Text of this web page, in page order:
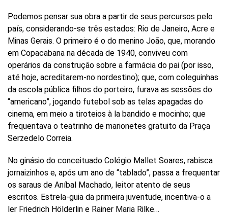
Podemos pensar sua obra a partir de seus percursos pelo
país, considerando-se três estados: Rio de Janeiro, Acre e
Minas Gerais. O primeiro é o do menino João, que, morando
em Copacabana na década de 1940, conviveu com
operários da construção sobre a farmácia do pai (por isso,
até hoje, acreditarem-no nordestino); que, com coleguinhas
da escola pública filhos do porteiro, furava as sessões do
“americano”, jogando futebol sob as telas apagadas do
cinema, em meio a tiroteios à la bandido e mocinho; que
frequentava o teatrinho de marionetes gratuito da Praça
Serzedelo Correia.
No ginásio do conceituado Colégio Mallet Soares, rabisca
jornaizinhos e, após um ano de “tablado”, passa a frequentar
os saraus de Aníbal Machado, leitor atento de seus
escritos. Estrela-guia da primeira juventude, incentiva-o a
ler Friedrich Hölderlin e Rainer Maria Rilke…